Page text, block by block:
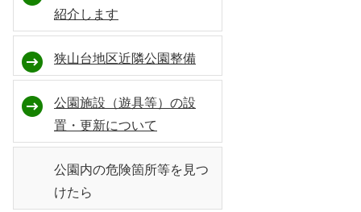
紹介します
狭山台地区近隣公園整備
公園施設（遊具等）の設
置・更新について
公園内の危険箇所等を見つ
けたら